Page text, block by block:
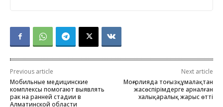
Previous article
Мобильные медицинские
комплексы помогают выявлять
рак на ранней стадии в
Алматинской области
Next article
Моңғолияда тоғызқұмалақтан
жасөспірімдерге арналған
халықаралық жарыс өтті